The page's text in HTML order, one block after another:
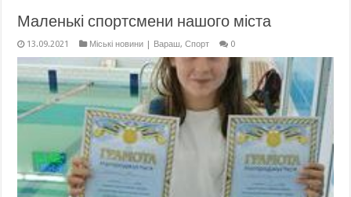
Маленькі спортсмени нашого міста
13.09.2021 Міські новини | Вараш,Спорт 0